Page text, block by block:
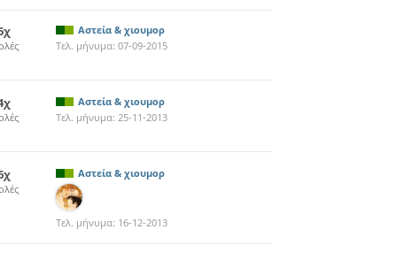
Αστεία & χιουμορ
Τελ. μήνυμα: 07-09-2015
Αστεία & χιουμορ
Τελ. μήνυμα: 25-11-2013
Αστεία & χιουμορ
Τελ. μήνυμα: 16-12-2013